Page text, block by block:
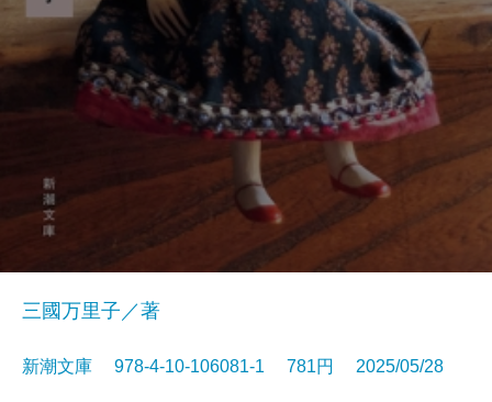
三國万里子／著
新潮文庫 978-4-10-106081-1 781円 2025/05/28